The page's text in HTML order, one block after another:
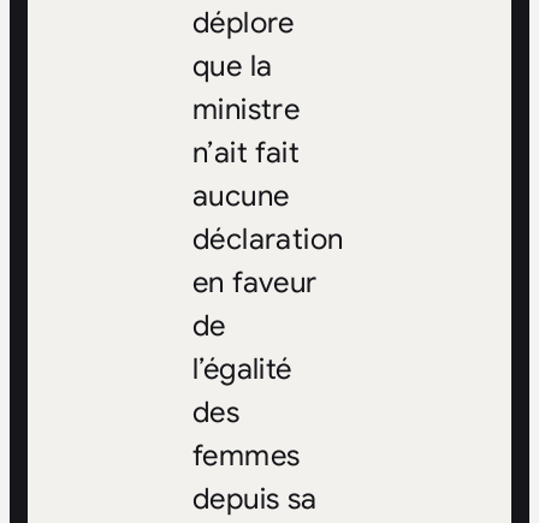
déplore
que la
ministre
n’ait fait
aucune
déclaration
en faveur
de
l’égalité
des
femmes
depuis sa